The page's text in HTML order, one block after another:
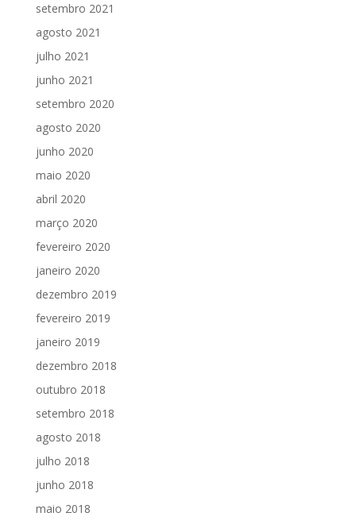
setembro 2021
agosto 2021
julho 2021
junho 2021
setembro 2020
agosto 2020
junho 2020
maio 2020
abril 2020
março 2020
fevereiro 2020
janeiro 2020
dezembro 2019
fevereiro 2019
janeiro 2019
dezembro 2018
outubro 2018
setembro 2018
agosto 2018
julho 2018
junho 2018
maio 2018